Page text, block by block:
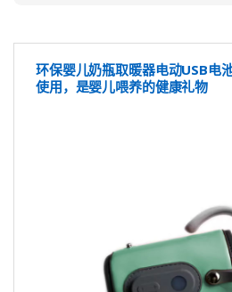
环保婴儿奶瓶取暖器电动USB电
使用，是婴儿喂养的健康礼物